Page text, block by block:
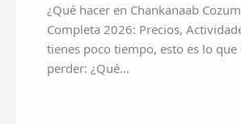
¿Qué hacer en Chankanaab
Completa 2026: Precios,
tienes poco tiempo, esto es lo que
perder: ¿Qué…